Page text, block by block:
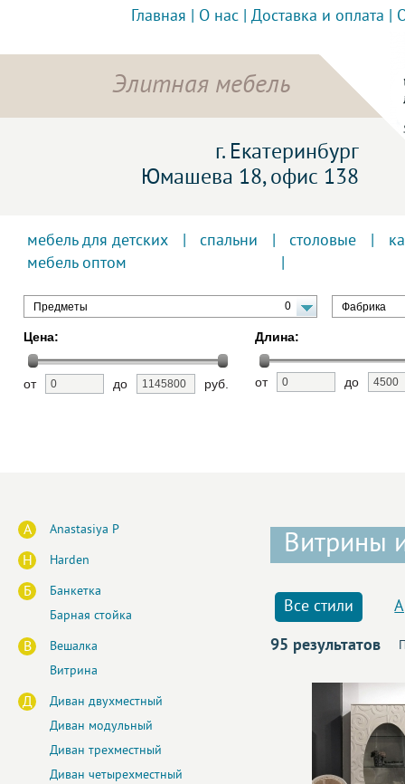
Главная О нас Доставка и оплата
Элитная мебель
г. Екатеринбург
Юмашева 18, офис 138
мебель для детских спальни столовые
мебель оптом
Предметы 0 Фабрика
Цена:
от до руб.
Длина:
от до
A Anastasiya P
H Harden
Б
Банкетка
Барная стойка
В
Вешалка
Витрина
Д
Диван двухместный
Диван модульный
Диван трехместный
Диван четырехместный
Витрины
Все стили
95 результатов